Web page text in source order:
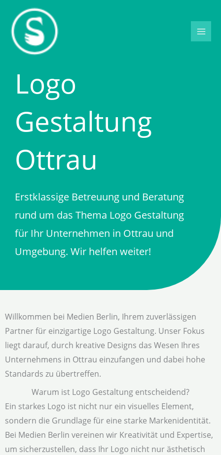
Inhalt
springen
Logo
Gestaltung
Ottrau
Erstklassige Betreuung und Beratung
rund um das Thema Logo Gestaltung
für Ihr Unternehmen in Ottrau und
Umgebung. Wir helfen weiter!
Willkommen bei Medien Berlin, Ihrem zuverlässigen
Partner für einzigartige Logo Gestaltung. Unser Fokus
liegt darauf, durch kreative Designs das Wesen Ihres
Unternehmens in Ottrau einzufangen und dabei hohe
Standards zu übertreffen.
Warum ist Logo Gestaltung entscheidend?
Ein starkes Logo ist nicht nur ein visuelles Element,
sondern die Grundlage für eine starke Markenidentität.
Bei Medien Berlin vereinen wir Kreativität und Expertise,
um sicherzustellen, dass Ihr Logo nicht nur ästhetisch